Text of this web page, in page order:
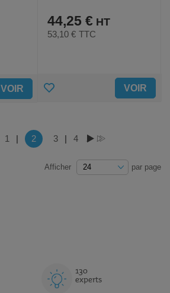
VOIR
44,25 €
53,10 € TTC
AJOUTER VOIR
Page
1 | Vous lisez actuellement la page
2 Page
3 | Page
4
Afficher par page
130
experts